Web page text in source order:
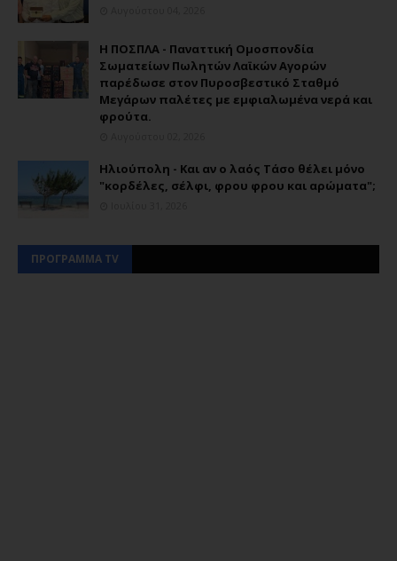
Η ΠΟΣΠΛΑ - Παναττική Ομοσπονδία
Σωματείων Πωλητών Λαϊκών Αγορών
παρέδωσε στον Πυροσβεστικό Σταθμό
Μεγάρων παλέτες με εμφιαλωμένα νερά και
φρούτα.
Ηλιούπολη - Και αν ο λαός Τάσο θέλει μόνο
"κορδέλες, σέλφι, φρου φρου και αρώματα";
ΠΡΟΓΡΑΜΜΑ TV